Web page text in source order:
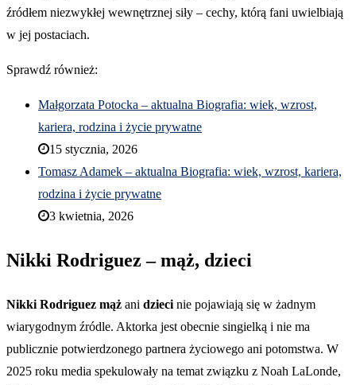
źródłem niezwykłej wewnętrznej siły – cechy, którą fani uwielbiają
w jej postaciach.
Sprawdź również:
Małgorzata Potocka – aktualna Biografia: wiek, wzrost,
kariera, rodzina i życie prywatne
15 stycznia, 2026
Tomasz Adamek – aktualna Biografia: wiek, wzrost, kariera,
rodzina i życie prywatne
3 kwietnia, 2026
Nikki Rodriguez – mąż, dzieci
Nikki Rodriguez mąż ani dzieci nie pojawiają się w żadnym
wiarygodnym źródle. Aktorka jest obecnie singielką i nie ma
publicznie potwierdzonego partnera życiowego ani potomstwa. W
2025 roku media spekulowały na temat związku z Noah LaLonde,